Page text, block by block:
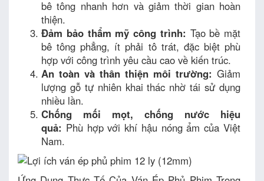
bê tông nhanh hơn và giảm thời gian hoàn
thiện.
Đảm bảo thẩm mỹ công trình: Tạo bề mặt
bê tông phẳng, ít phải tô trát, đặc biệt phù
hợp với công trình yêu cầu cao về kiến trúc.
An toàn và thân thiện môi trường: Giảm
lượng gỗ tự nhiên khai thác nhờ tái sử dụng
nhiều lần.
Chống mối mọt, chống nước hiệu
quả: Phù hợp với khí hậu nóng ẩm của Việt
Nam.